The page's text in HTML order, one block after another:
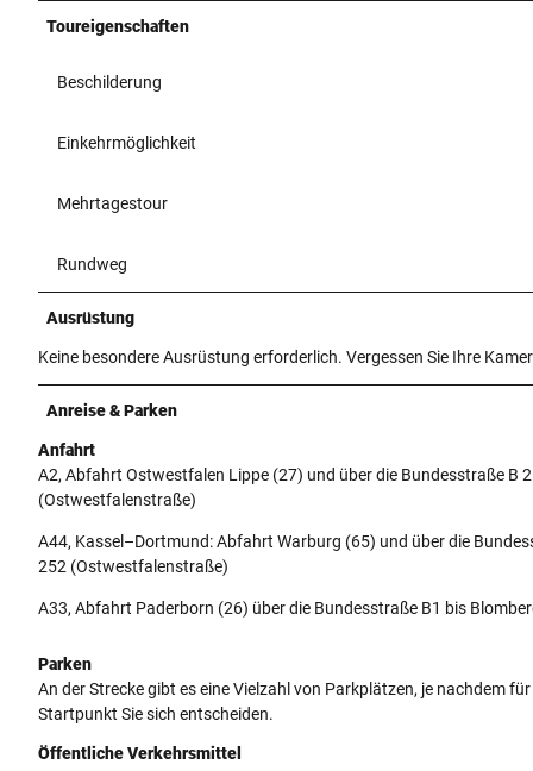
Toureigenschaften
Beschilderung
Einkehrmöglichkeit
Mehrtagestour
Rundweg
Ausrüstung
Keine besondere Ausrüstung erforderlich. Vergessen Sie Ihre
Anreise & Parken
Anfahrt
A2, Abfahrt Ostwestfalen Lippe (27) und über die Bundesstraße B
(Ostwestfalenstraße)
A44, Kassel–Dortmund: Abfahrt Warburg (65) und über die
252 (Ostwestfalenstraße)
A33, Abfahrt Paderborn (26) über die Bundesstraße B1 bis
Parken
An der Strecke gibt es eine Vielzahl von Parkplätzen, je nachdem
Startpunkt Sie sich entscheiden.
Öffentliche Verkehrsmittel